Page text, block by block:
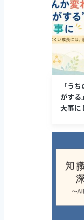
「う
がす
大事に